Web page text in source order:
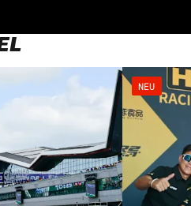
NEU